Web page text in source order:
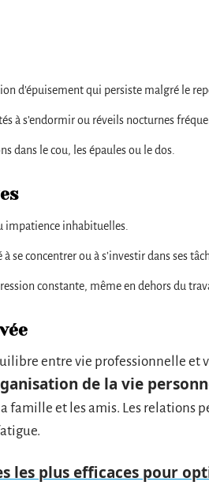
d’épuisement qui persiste malgré le
à s’endormir ou réveils nocturnes
dans le cou, les épaules ou le dos.
impatience inhabituelles.
se concentrer ou à s’investir dans ses
constante, même en dehors du
entre vie professionnelle et
de la vie
famille et les amis. Les relations
les plus efficaces pour